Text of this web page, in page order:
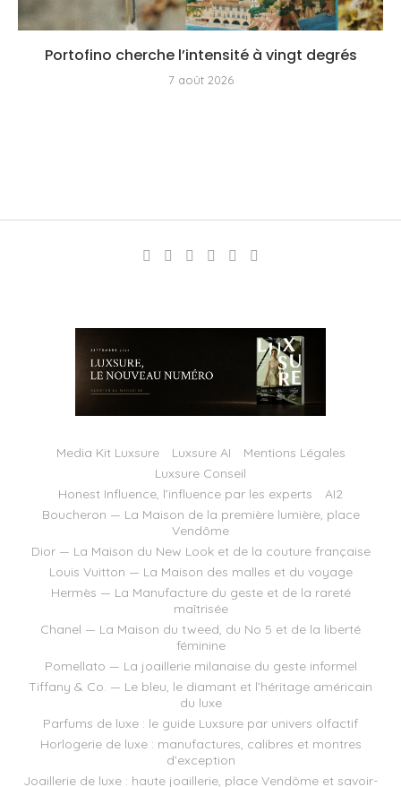
Portofino cherche l’intensité à vingt degrés
7 août 2026
Media Kit Luxsure Luxsure AI
Mentions Légales
Luxsure Conseil
Honest Influence, l’influence par les experts
AI2
Boucheron — La Maison de la première lumière, place
Vendôme
Dior — La Maison du New Look et de la couture française
Louis Vuitton — La Maison des malles et du voyage
Hermès — La Manufacture du geste et de la rareté
maîtrisée
Chanel — La Maison du tweed, du No 5 et de la liberté
féminine
Pomellato — La joaillerie milanaise du geste informel
Tiffany & Co. — Le bleu, le diamant et l’héritage américain
du luxe
Parfums de luxe : le guide Luxsure par univers olfactif
Horlogerie de luxe : manufactures, calibres et montres
d’exception
Joaillerie de luxe : haute joaillerie, place Vendôme et savoir-